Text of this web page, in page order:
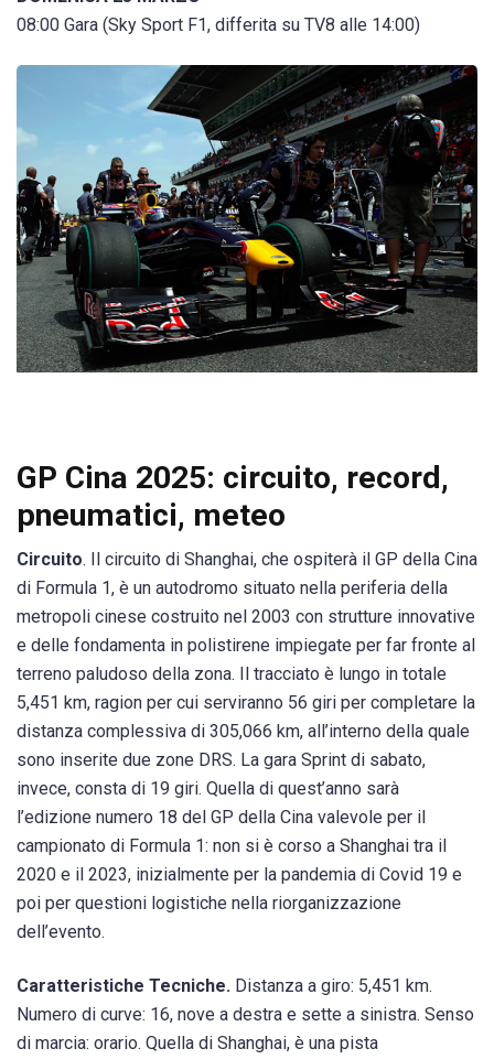
08:00 Gara (Sky Sport F1, differita su TV8 alle 14:00)
GP Cina 2025: circuito, record,
pneumatici, meteo
Circuito. Il circuito di Shanghai, che ospiterà il GP della Cina
di Formula 1, è un autodromo situato nella periferia della
metropoli cinese costruito nel 2003 con strutture innovative
e delle fondamenta in polistirene impiegate per far fronte al
terreno paludoso della zona. Il tracciato è lungo in totale
5,451 km, ragion per cui serviranno 56 giri per completare la
distanza complessiva di 305,066 km, all’interno della quale
sono inserite due zone DRS. La gara Sprint di sabato,
invece, consta di 19 giri. Quella di quest’anno sarà
l’edizione numero 18 del GP della Cina valevole per il
campionato di Formula 1: non si è corso a Shanghai tra il
2020 e il 2023, inizialmente per la pandemia di Covid 19 e
poi per questioni logistiche nella riorganizzazione
dell’evento.
Caratteristiche Tecniche. Distanza a giro: 5,451 km.
Numero di curve: 16, nove a destra e sette a sinistra. Senso
di marcia: orario. Quella di Shanghai, è una pista